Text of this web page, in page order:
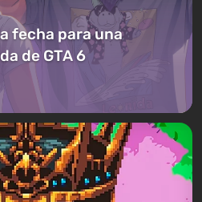
fecha para una
de GTA 6